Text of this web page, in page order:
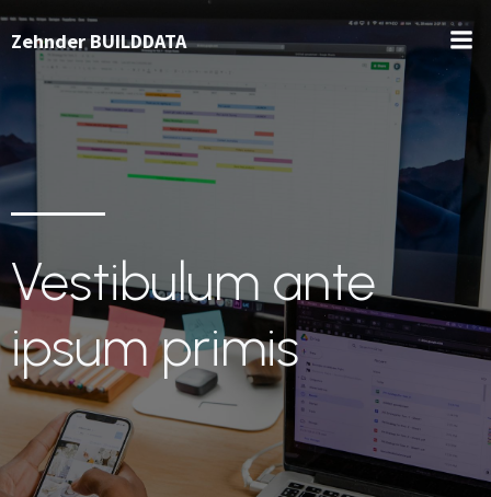
Zehnder BUILDDATA
Vestibulum ante
ipsum primis